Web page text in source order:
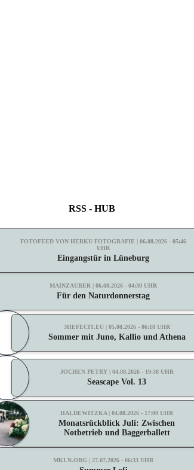
RSS - HUB
FOTOFEED VON HERKU-FOTOGRAFIE | 06.08.2026 - 05:46
UHR
Eingangstür in Lüneburg
MAINZAUBER | 06.08.2026 - 04:30 UHR
Für den Naturdonnerstag
3HEFECIT.EU | 05.08.2026 - 06:18 UHR
Sommer mit Juno, Kallio und Athena
JOCHEN PETRY | 04.08.2026 - 19:38 UHR
Seascape Vol. 13
HALDEWITZKA | 04.08.2026 - 17:00 UHR
Monatsrückblick Juli: Zwischen
Notbetrieb und Baggerballett
MKLN.ORG | 27.07.2026 - 06:33 UHR